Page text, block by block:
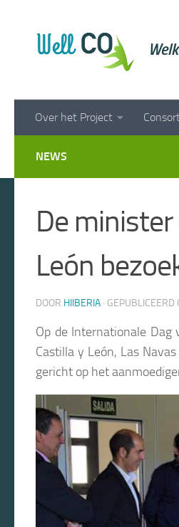
Over het Project
NEWS
De
León
DOOR HIIBERIA · GEPUBLICEERD
Op de Internationale Dag
Castilla y León, Las
gericht op het